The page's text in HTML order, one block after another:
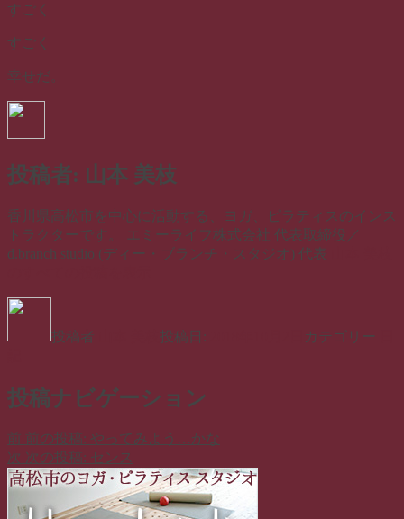
すごく
すごく
幸せだ。
投稿者: 山本 美枝
香川県高松市を中心に活動する、ヨガ、ピラティスのインス
トラクターです。 エミーライフ株式会社 代表取締役／
d.branch studio (ディー・ブランチ・スタジオ) 代表
投稿者 投稿日: カテゴリー
投稿ナビゲーション
前 前の投稿: やってみよう…かな
次 次の投稿: センス